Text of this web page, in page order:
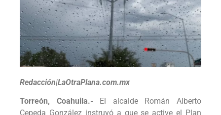
Redacción|LaOtraPlana.com.mx
Torreón, Coahuila.-El alcalde Román Alberto
Cepeda González instruyó a que se active el Plan